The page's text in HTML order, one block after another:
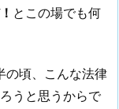
とこの場でも何
の頃、こんな法律
うと思うからで